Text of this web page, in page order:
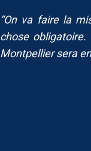
“On va faire la
chose
Montpellier sera